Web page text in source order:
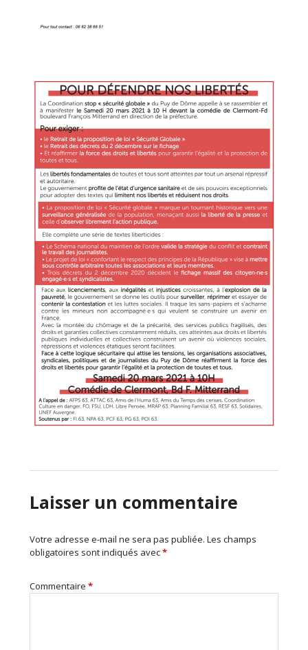
Laisser un commentaire
Votre adresse e-mail ne sera pas publiée. Les champs
obligatoires sont indiqués avec*
Commentaire *